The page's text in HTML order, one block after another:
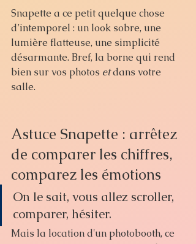
Snapette a ce petit quelque chose
d’intemporel : un look sobre, une
lumière flatteuse, une simplicité
désarmante. Bref, la borne qui rend
bien sur vos photos et dans votre
salle.
Astuce Snapette : arrêtez
de comparer les chiffres,
comparez les émotions
On le sait, vous allez scroller,
comparer, hésiter.
Mais la location d'un photobooth, ce